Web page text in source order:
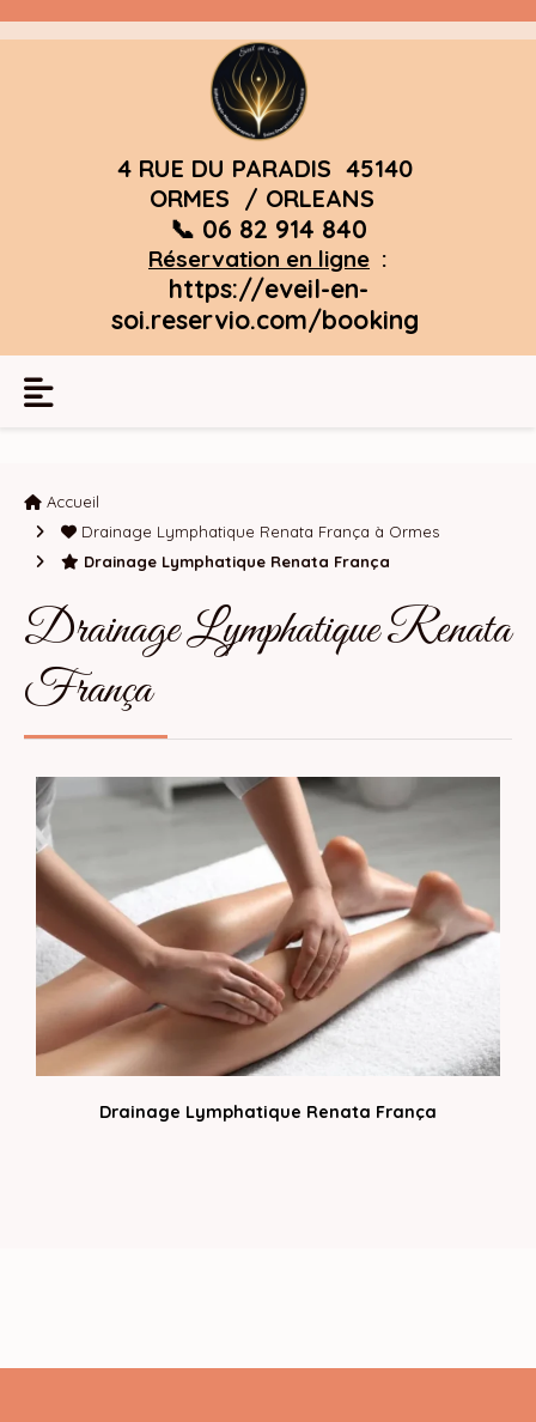
4 RUE DU PARADIS 45140
ORMES / ORLEANS
📞 06 82 914 840
Réservation en ligne :
https://eveil-en-
soi.reservio.com/booking
Accueil
Drainage Lymphatique Renata França à Ormes
Drainage Lymphatique Renata França
Drainage Lymphatique Renata
França
Drainage Lymphatique Renata França